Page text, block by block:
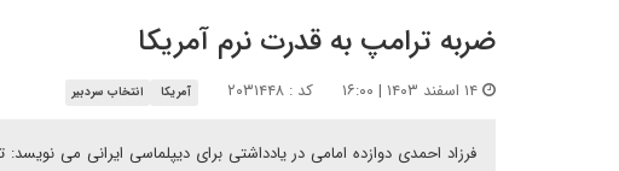
ضربه ترامپ به قدرت نرم آمریکا
کد : ۲۰۳۱۴۴۸ آمریکا انتخاب سردبیر
فرزاد احمدی دوازده امامی در یادداشتی برای دیپلماسی ایرانی می